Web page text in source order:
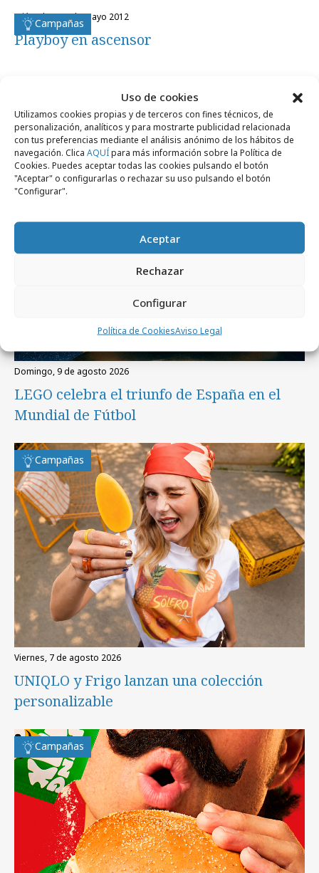
Uso de cookies
Utilizamos cookies propias y de terceros con fines técnicos, de
personalización, analíticos y para mostrarte publicidad relacionada
con tus preferencias mediante el análisis anónimo de los hábitos de
navegación. Clica AQUÍpara más información sobre la Política de
Cookies. Puedes aceptar todas las cookies pulsando el botón
"Aceptar" o configurarlas o rechazar su uso pulsando el botón
"Configurar".
Aceptar
Rechazar
Configurar
Política de CookiesAviso Legal
Campañas
miércoles, 16 de mayo 2012
Playboy en ascensor
Artículos recientes
Campañas
domingo, 9 de agosto 2026
LEGO celebra el triunfo de España en el
Mundial de Fútbol
Campañas
viernes, 7 de agosto 2026
UNIQLO y Frigo lanzan una colección
personalizable
Campañas